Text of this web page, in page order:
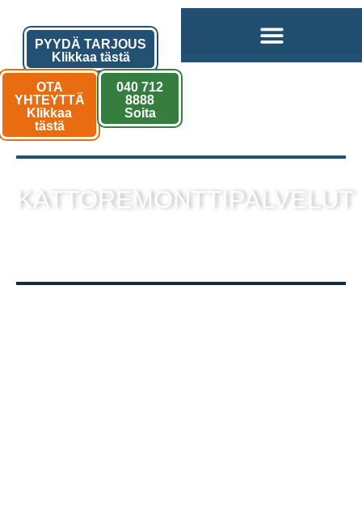
PYYDÄ TARJOUS
Klikkaa tästä
OTA
YHTEYTTÄ
Klikkaa
tästä
040 712
8888
Soita
KATTOREMONTTIPALVELUT